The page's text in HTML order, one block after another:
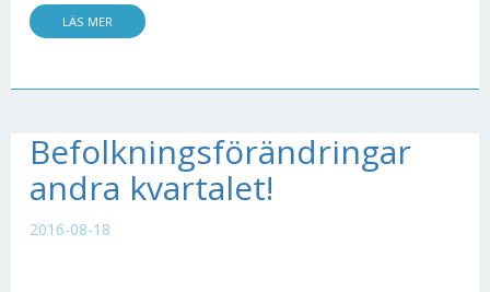
LÄS MER
Befolkningsförändringar
andra kvartalet!
2016-08-18